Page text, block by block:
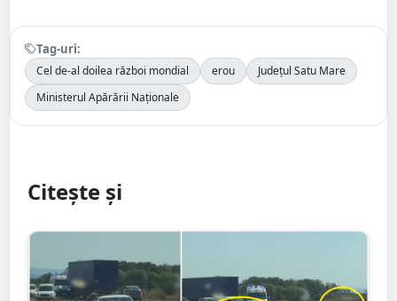
Tag-uri:
Cel de-al doilea război mondial erou
Județul Satu Mare
Ministerul Apărării Naționale
Citește și